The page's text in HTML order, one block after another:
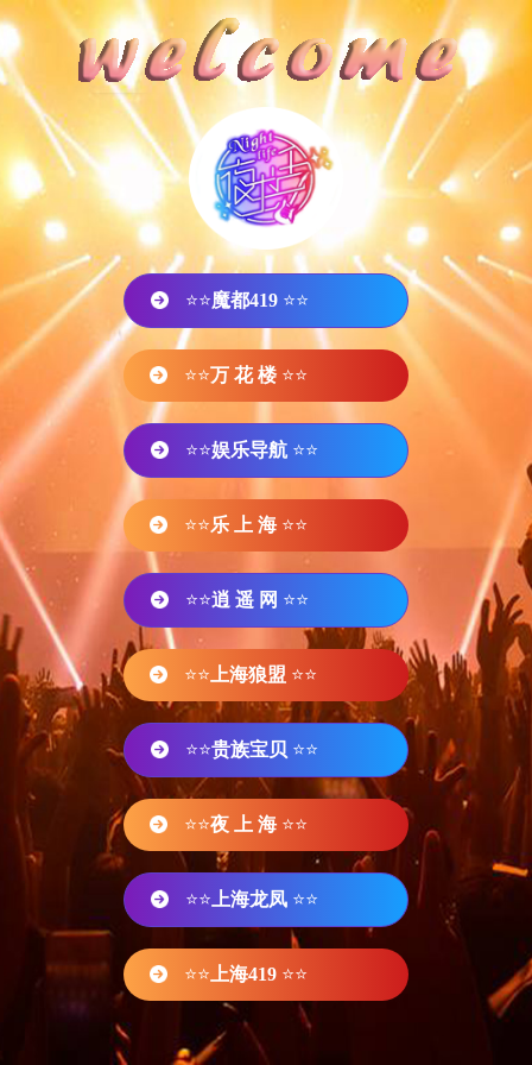
⭐⭐魔都419 ⭐⭐
⭐⭐万 花 楼 ⭐⭐
⭐⭐娱乐导航 ⭐⭐
⭐⭐乐 上 海 ⭐⭐
⭐⭐逍 遥 网 ⭐⭐
⭐⭐ 上海狼盟 ⭐⭐
⭐⭐贵族宝贝 ⭐⭐
⭐⭐夜 上 海 ⭐⭐
⭐⭐ 上海龙凤 ⭐⭐
⭐⭐ 上海419 ⭐⭐